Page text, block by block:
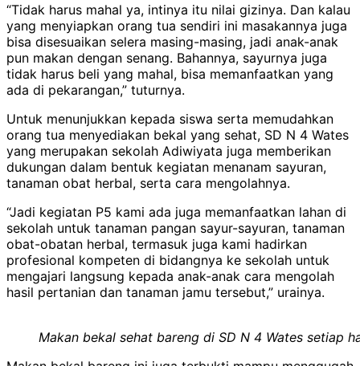
“Tidak harus mahal ya, intinya itu nilai gizinya. Dan kalau
yang menyiapkan orang tua sendiri ini masakannya juga
bisa disesuaikan selera masing-masing, jadi anak-anak
pun makan dengan senang. Bahannya, sayurnya juga
tidak harus beli yang mahal, bisa memanfaatkan yang
ada di pekarangan,” tuturnya.
Untuk menunjukkan kepada siswa serta memudahkan
orang tua menyediakan bekal yang sehat, SD N 4 Wates
yang merupakan sekolah Adiwiyata juga memberikan
dukungan dalam bentuk kegiatan menanam sayuran,
tanaman obat herbal, serta cara mengolahnya.
“Jadi kegiatan P5 kami ada juga memanfaatkan lahan di
sekolah untuk tanaman pangan sayur-sayuran, tanaman
obat-obatan herbal, termasuk juga kami hadirkan
profesional kompeten di bidangnya ke sekolah untuk
mengajari langsung kepada anak-anak cara mengolah
hasil pertanian dan tanaman jamu tersebut,” urainya.
Makan bekal sehat bareng di SD N 4 Wates setiap